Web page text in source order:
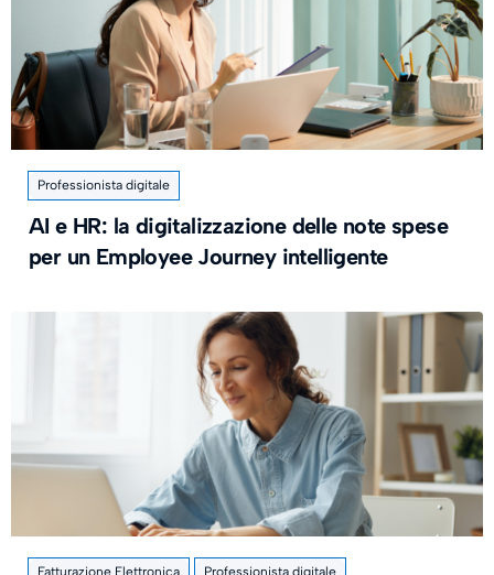
Professionista digitale
AI e HR: la digitalizzazione delle note spese
per un Employee Journey intelligente
Fatturazione Elettronica Professionista digitale